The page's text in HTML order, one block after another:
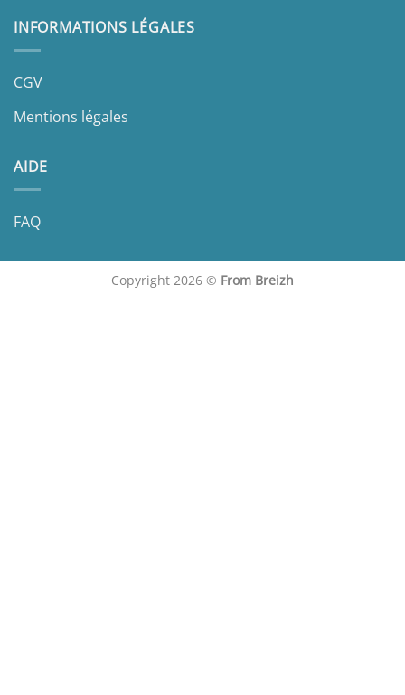
INFORMATIONS LÉGALES
CGV
Mentions légales
AIDE
FAQ
Copyright 2026 © From Breizh